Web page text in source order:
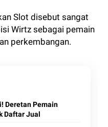
Slot disebut sangat
Wirtz sebagai pemain
perkembangan.
Deretan Pemain
Daftar Jual